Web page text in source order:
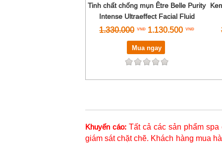
Tinh chất chống mụn Être Belle Purity
Intense Ultraeffect Facial Fluid
1.330.000 1.130.500
Mua ngay
Khuyến cáo: Tất cả các sản phẩm
giám sát chặt chẽ. Khách hàng mua